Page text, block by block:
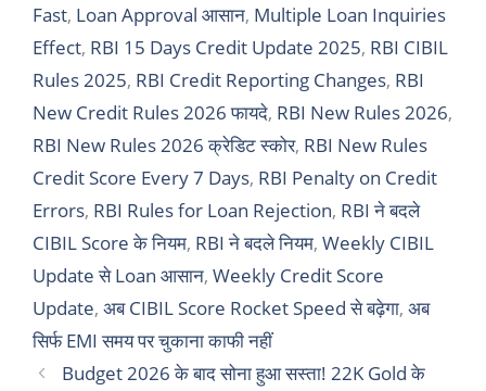
Fast, Loan Approval आसान, Multiple Loan Inquiries
Effect, RBI 15 Days Credit Update 2025, RBI CIBIL
Rules 2025, RBI Credit Reporting Changes, RBI
New Credit Rules 2026 फायदे, RBI New Rules 2026,
RBI New Rules 2026 क्रेडिट स्कोर, RBI New Rules
Credit Score Every 7 Days, RBI Penalty on Credit
Errors, RBI Rules for Loan Rejection, RBI ने बदले
CIBIL Score के नियम, RBI ने बदले नियम, Weekly CIBIL
Update से Loan आसान, Weekly Credit Score
Update, अब CIBIL Score Rocket Speed से बढ़ेगा, अब
सिर्फ EMI समय पर चुकाना काफी नहीं
Budget 2026 के बाद सोना हुआ सस्ता! 22K Gold के